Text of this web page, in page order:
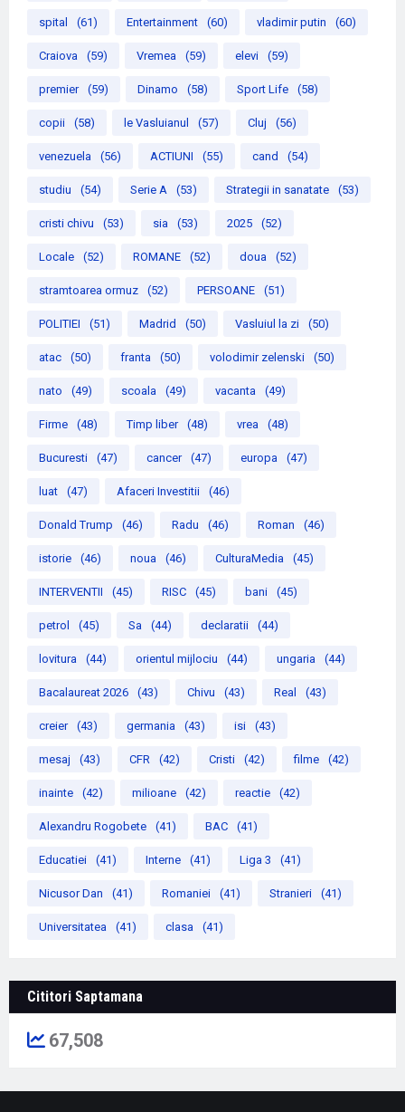
spital (61) Entertainment (60) vladimir putin (60)
Craiova (59) Vremea (59) elevi (59)
premier (59) Dinamo (58) Sport Life (58)
copii (58) le Vasluianul (57) Cluj (56)
venezuela (56) ACTIUNI (55) cand (54)
studiu (54) Serie A (53) Strategii in sanatate (53)
cristi chivu (53) sia (53) 2025 (52)
Locale (52) ROMANE (52) doua (52)
stramtoarea ormuz (52) PERSOANE (51)
POLITIEI (51) Madrid (50) Vasluiul la zi (50)
atac (50) franta (50) volodimir zelenski (50)
nato (49) scoala (49) vacanta (49)
Firme (48) Timp liber (48) vrea (48)
Bucuresti (47) cancer (47) europa (47)
luat (47) Afaceri Investitii (46)
Donald Trump (46) Radu (46) Roman (46)
istorie (46) noua (46) CulturaMedia (45)
INTERVENTII (45) RISC (45) bani (45)
petrol (45) Sa (44) declaratii (44)
lovitura (44) orientul mijlociu (44) ungaria (44)
Bacalaureat 2026 (43) Chivu (43) Real (43)
creier (43) germania (43) isi (43)
mesaj (43) CFR (42) Cristi (42) filme (42)
inainte (42) milioane (42) reactie (42)
Alexandru Rogobete (41) BAC (41)
Educatiei (41) Interne (41) Liga 3 (41)
Nicusor Dan (41) Romaniei (41) Stranieri (41)
Universitatea (41) clasa (41)
Cititori Saptamana
67,508